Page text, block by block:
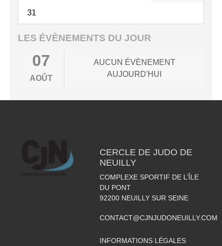
31
LES ÉVÈNEMENTS DU JOUR
07
AOÛT
AUCUN ÉVÈNEMENT
AUJOURD'HUI
CERCLE DE JUDO DE
NEUILLY
COMPLEXE SPORTIF DE L’ÎLE
DU PONT
92200 NEUILLY SUR SEINE
CONTACT@CJNJUDONEUILLY.COM
INFORMATIONS LÉGALES